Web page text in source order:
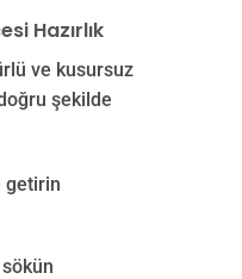
Hazırlık
ve kusursuz
şekilde
getirin
sökün